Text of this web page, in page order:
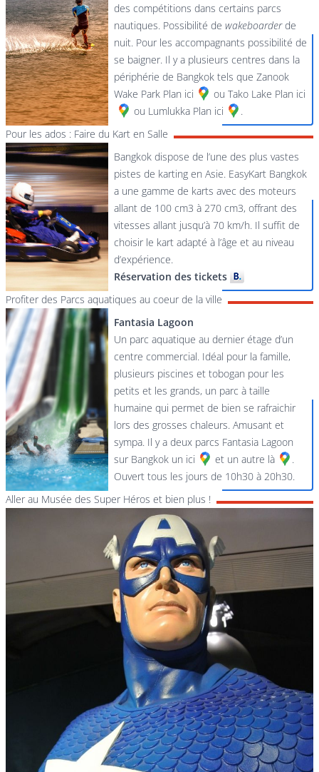
des compétitions dans certains parcs
nautiques. Possibilité de wakeboarderde
nuit. Pour les accompagnants possibilité de
se baigner. Il y a plusieurs centres dans la
périphérie de Bangkok tels que Zanook
Wake Park Plan ici ou Tako Lake Plan ici
ou Lumlukka Plan ici
.
Pour les ados : Faire du Kart en Salle
Bangkok dispose de l’une des plus vastes
pistes de karting en Asie. EasyKart Bangkok
a une gamme de karts avec des moteurs
allant de 100 cm3 à 270 cm3, offrant des
vitesses allant jusqu’à 70 km/h. Il suffit de
choisir le kart adapté à l’âge et au niveau
d’expérience.
Réservation des tickets
Profiter des Parcs aquatiques au coeur de la ville
Fantasia Lagoon
Un parc aquatique au dernier étage d’un
centre commercial. Idéal pour la famille,
plusieurs piscines et tobogan pour les
petits et les grands, un parc à taille
humaine qui permet de bien se rafraichir
lors des grosses chaleurs. Amusant et
sympa. Il y a deux parcs Fantasia Lagoon
sur Bangkok un ici et un autre là
.
Ouvert tous les jours de 10h30 à 20h30.
Aller au Musée des Super Héros et bien plus !